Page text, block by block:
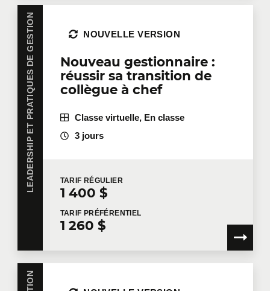
LEADERSHIP ET PRATIQUES DE GESTION
Nouveau gestionnaire :
réussir sa transition de
collègue à chef
NOUVELLE VERSION
Classe virtuelle, En classe
3 jours
TARIF RÉGULIER
1 400 $
TARIF PRÉFÉRENTIEL
1 260 $